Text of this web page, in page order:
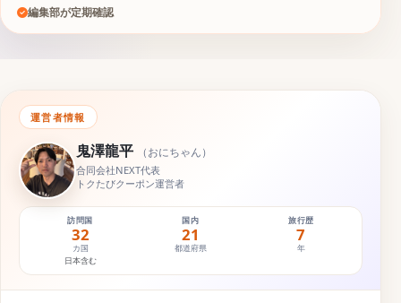
編集部が定期確認
運営者情報
鬼澤龍平 （おにちゃん）
合同会社NEXT代表
トクたびクーポン運営者
訪問国
32
カ国
日本含む
国内
21
都道府県
旅行歴
7
年